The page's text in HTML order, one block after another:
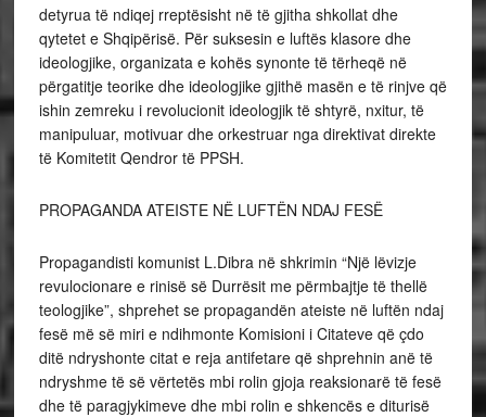
detyrua të ndiqej rreptësisht në të gjitha shkollat dhe
qytetet e Shqipërisë. Për suksesin e luftës klasore dhe
ideologjike, organizata e kohës synonte të tërheqë në
përgatitje teorike dhe ideologjike gjithë masën e të rinjve që
ishin zemreku i revolucionit ideologjik të shtyrë, nxitur, të
manipuluar, motivuar dhe orkestruar nga direktivat direkte
të Komitetit Qendror të PPSH.
PROPAGANDA ATEISTE NË LUFTËN NDAJ FESË
Propagandisti komunist L.Dibra në shkrimin “Një lëvizje
revulocionare e rinisë së Durrësit me përmbajtje të thellë
teologjike”, shprehet se propagandën ateiste në luftën ndaj
fesë më së miri e ndihmonte Komisioni i Citateve që çdo
ditë ndryshonte citat e reja antifetare që shprehnin anë të
ndryshme të së vërtetës mbi rolin gjoja reaksionarë të fesë
dhe të paragjykimeve dhe mbi rolin e shkencës e diturisë